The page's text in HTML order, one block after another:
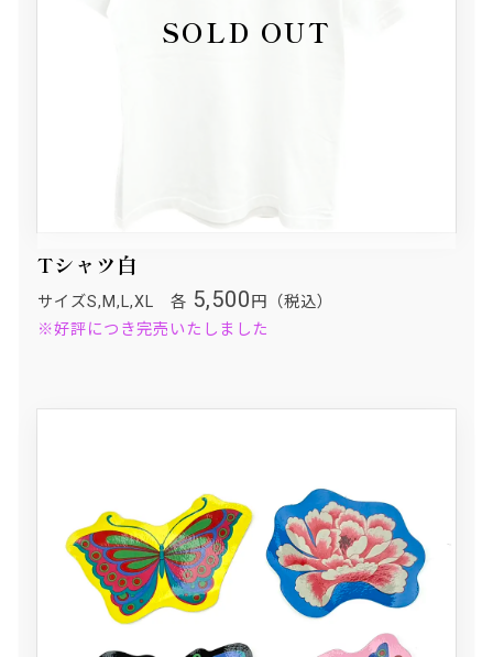
Tシャツ白
サイズS,M,L,XL 各 5,500 円（税込）
※好評につき完売いたしました